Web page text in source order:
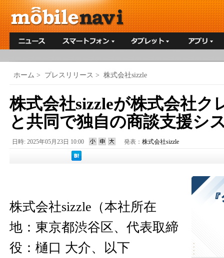
ホーム > プレスリリース > 株式会社sizzle
株式会社sizzleが株式会社ク
と共同で独自の商談支援シ
日時: 2025年05月23日 10:00 発表： 株式会社sizzle
株式会社sizzle（本社所在
地：東京都渋谷区、代表取締
役：樋口 大介、以下